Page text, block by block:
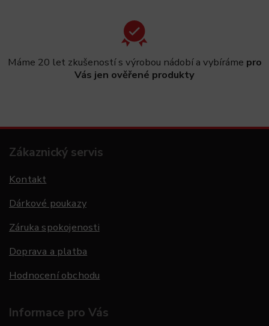
Máme 20 let zkušeností s výrobou nádobí a vybíráme pro
Vás jen ověřené produkty
Zákaznický servis
Kontakt
Dárkové poukazy
Záruka spokojenosti
Doprava a platba
Hodnocení obchodu
Informace pro Vás